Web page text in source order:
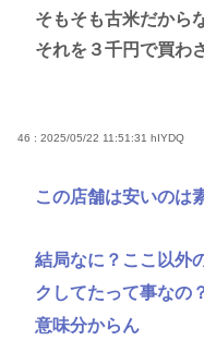
そもそも古米だから
それを３千円で買わ
46 : 2025/05/22 11:51:31 hIYDQ
この店舗は安いのは
結局なに？ここ以外
クしてたって事なの
意味分からん